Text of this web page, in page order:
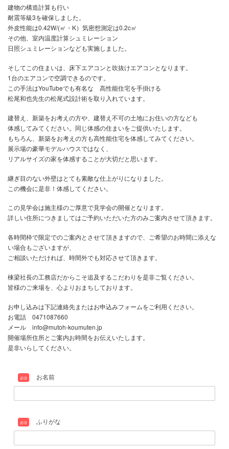
予算オーバーになった為、あきらめたものがいくつかありましたが
丁度、当社にMXエンジニアリングのキャンペーンのお話が来まし
なので今回、予算内に収まりながら外皮性能がUP！
EX断熱がEPS→ミラフォームラムダに変更となりました。
付加断熱の施工となり、左官仕上げに変更となったのです。
工事関係一同とても満足のいく仕上がりになりました。
土地は狭小で、しかも谷津地形なので
日当たりも難易度が高い土地。
今はお元気なご夫婦ですが、将来は1階のみで生活される予定です
なので冬は1階の部屋の奥まで届く太陽光は是非確保したい！
だから、吹き抜けの東と南面に大きな窓が設置されています。
耐震等級3を確保しました。
その他、室内温度計算シュミレーション
日照シュミレーションなども実施しました。
そしてこの住まいは、床下エアコンと吹抜けエアコンとなります。
1台のエアコンで空調できるのです。
松尾和也先生の松尾式設計術を取り入れています。
建替え、新築をお考えの方や、建替え不可の土地にお住いの方など
体感してみてください。同じ体感の住まいをご提供いたします。
もちろん、新築をお考えの方も高性能住宅を体感してみてください
展示場の豪華モデルハウスではなく、
リアルサイズの家を体感することが大切だと思います。
継ぎ目のない外壁はとても素敵な仕上がりになりました。
この機会に是非！体感してください。
詳しい住所につきましてはご予約いただいた方のみご案内させて頂
各時間枠で限定でのご案内とさせて頂きますので、ご希望のお時間